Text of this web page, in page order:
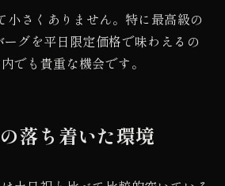
小さくありません。特に最高級の
グを平日限定価格で味わえるの
でも貴重な機会です。
落ち着いた環境